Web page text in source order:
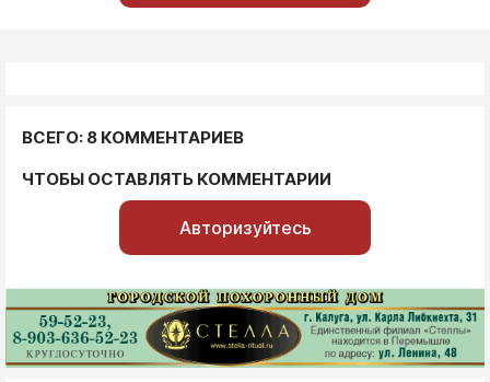
ВСЕГО: 8 КОММЕНТАРИЕВ
ЧТОБЫ ОСТАВЛЯТЬ КОММЕНТАРИИ
Авторизуйтесь